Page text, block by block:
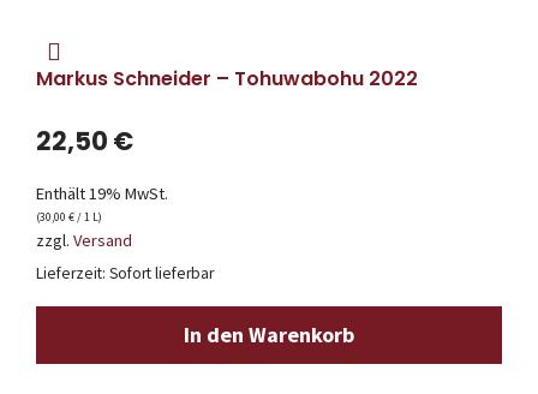
Markus Schneider – Tohuwabohu 2022
22,50 €
Enthält 19% MwSt.
(30,00 € / 1 L)
zzgl. Versand
Lieferzeit: Sofort lieferbar
In den Warenkorb